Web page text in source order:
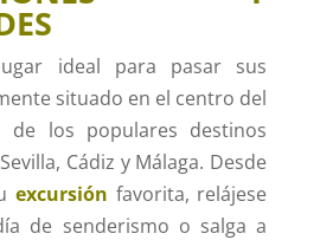
ideal para pasar sus
situado en el centro del
de los populares destinos
Cádiz y Málaga. Desde
excursión favorita, relájese
de senderismo o salga a